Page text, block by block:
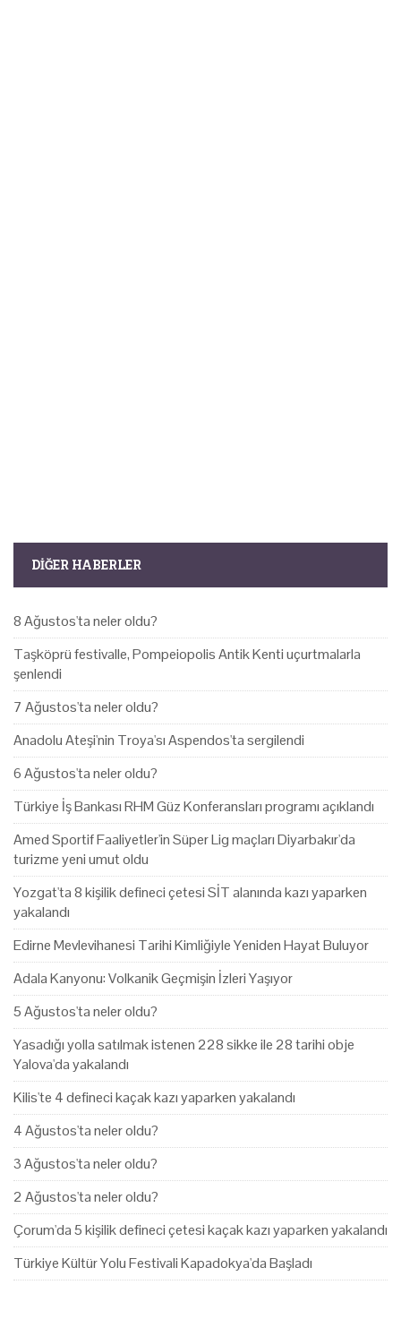
DIĞER HABERLER
8 Ağustos'ta neler oldu?
Taşköprü festivalle, Pompeiopolis Antik Kenti uçurtmalarla
şenlendi
7 Ağustos'ta neler oldu?
Anadolu Ateşi'nin Troya'sı Aspendos'ta sergilendi
6 Ağustos'ta neler oldu?
Türkiye İş Bankası RHM Güz Konferansları programı açıklandı
Amed Sportif Faaliyetler'in Süper Lig maçları Diyarbakır'da
turizme yeni umut oldu
Yozgat'ta 8 kişilik defineci çetesi SİT alanında kazı yaparken
yakalandı
Edirne Mevlevihanesi Tarihi Kimliğiyle Yeniden Hayat Buluyor
Adala Kanyonu: Volkanik Geçmişin İzleri Yaşıyor
5 Ağustos'ta neler oldu?
Yasadığı yolla satılmak istenen 228 sikke ile 28 tarihi obje
Yalova'da yakalandı
Kilis'te 4 defineci kaçak kazı yaparken yakalandı
4 Ağustos'ta neler oldu?
3 Ağustos'ta neler oldu?
2 Ağustos'ta neler oldu?
Çorum'da 5 kişilik defineci çetesi kaçak kazı yaparken yakalandı
Türkiye Kültür Yolu Festivali Kapadokya'da Başladı